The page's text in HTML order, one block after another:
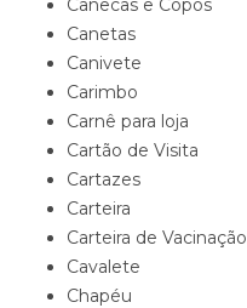
Canecas e Copos
Canetas
Canivete
Carimbo
Carnê para loja
Cartão de Visita
Cartazes
Carteira
Carteira de Vacinação
Cavalete
Chapéu